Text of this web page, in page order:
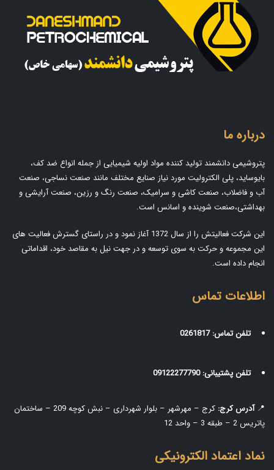
درباره ما
پتروشیمی دانشمند تولید کننده مواد اولیه شیمیایی از جمله انواع ضد کف،
بایوساید، پلی الکترولیت مورد نیاز صنایع مختلف مانند صنعت نساجی، صنعت
آب و فاضلاب، صنعت کاشی و سرامیک، صنعت رنگ و رزین، صنعت آرایشی و
بهداشتی،صنعت شوینده و اسانس است.
این شرکت فعالیتش را از سال 1372 آغاز نمود و در راستای گسترش فعالیت های
این مجموعه و حرکت به سوی توسعه و در جهت نیل به مقاصد خود، اقداماتی
انجام داده است.
اطلاعات تماس
تلفن تماس: 0261817
تلفن پشتیبانی: 09122277790
📍آدرس کرج:
کرج – مهرشهر – بلوار شهرداری – نبش کوچه 209 – ساختمان
پاتریس 2 – طبقه 3 – واحد 12
نماد اعتماد الکترونیکی